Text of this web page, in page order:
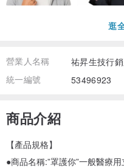
逛
營業人名稱
祐昇生技行
統一編號
53496923
商品介紹
【產品規格】
●商品名稱:”罩護你”一般醫療